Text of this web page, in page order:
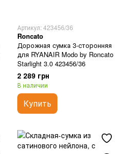
Артикул: 423456/36
Roncato
Дорожная сумка 3-сторонняя
для RYANAIR Modo by Roncato
Starlight 3.0 423456/36
2 289 грн
В наличии
Купить